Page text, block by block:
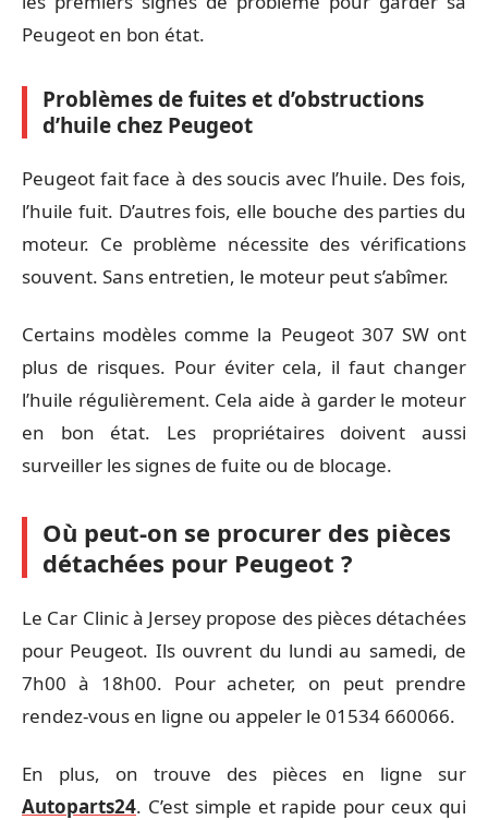
Peugeot en bon état.
Problèmes de fuites et d’obstructions
d’huile chez Peugeot
Peugeot fait face à des soucis avec l’huile. Des fois,
l’huile fuit. D’autres fois, elle bouche des parties du
moteur. Ce problème nécessite des vérifications
souvent. Sans entretien, le moteur peut s’abîmer.
Certains modèles comme la Peugeot 307 SW ont
plus de risques. Pour éviter cela, il faut changer
l’huile régulièrement. Cela aide à garder le moteur
en bon état. Les propriétaires doivent aussi
surveiller les signes de fuite ou de blocage.
Où peut-on se procurer des pièces
détachées pour Peugeot ?
Le Car Clinic à Jersey propose des pièces détachées
pour Peugeot. Ils ouvrent du lundi au samedi, de
7h00 à 18h00. Pour acheter, on peut prendre
rendez-vous en ligne ou appeler le 01534 660066.
En plus, on trouve des pièces en ligne sur
Autoparts24. C’est simple et rapide pour ceux qui